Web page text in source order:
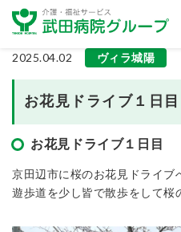
2025.04.02 ヴィラ城陽
お花見ドライブ１日目
お花見ドライブ１日目
京田辺市に桜のお花見ドライブ
遊歩道を少し皆で散歩をして桜